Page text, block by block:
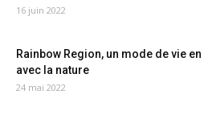
16 juin 2022
Rainbow Region, un mode de vie
avec la nature
24 mai 2022